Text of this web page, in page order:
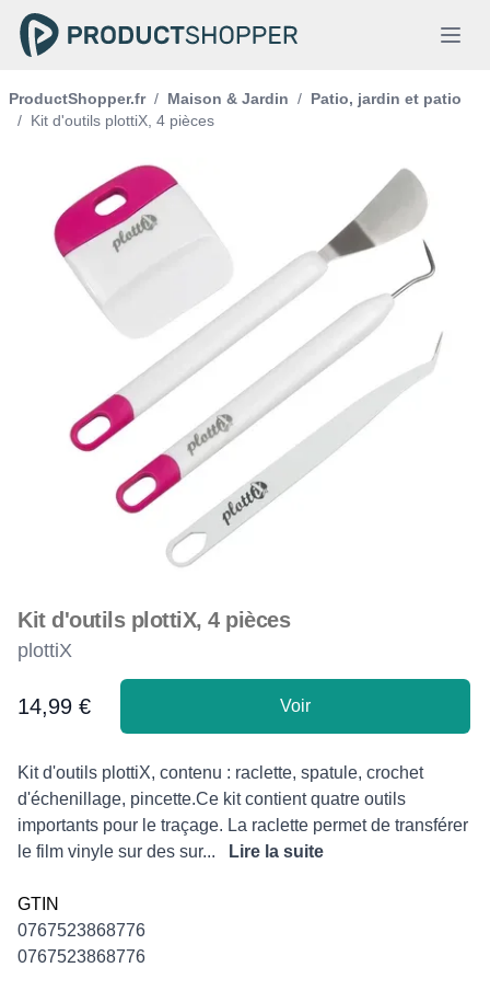
ProductShopper.fr / Maison & Jardin / Patio, jardin et patio
/ Kit d'outils plottiX, 4 pièces
Kit d'outils plottiX, 4 pièces
plottiX
Product information
14,99 € Voir
Description
Kit d'outils plottiX, contenu : raclette, spatule, crochet
d'échenillage, pincette.Ce kit contient quatre outils
importants pour le traçage. La raclette permet de transférer
le film vinyle sur des sur...
Lire la suite
GTIN
0767523868776
0767523868776